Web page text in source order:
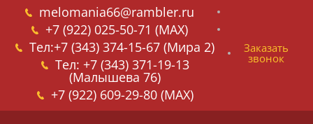
melomania66@rambler.ru
+7 (922) 025-50-71 (MAX)
Тел:+7 (343) 374-15-67 (Мира 2)
Тел: +7 (343) 371-19-13
(Малышева 76)
+7 (922) 609-29-80 (MAX)
Заказать
звонок